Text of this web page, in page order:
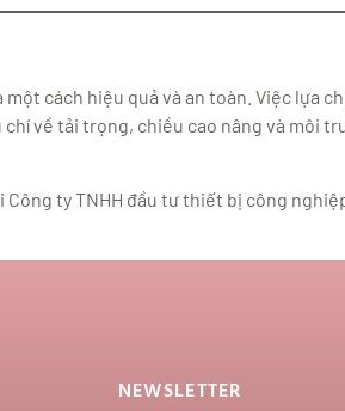
cách hiệu quả và an toàn. Việc lựa
về tải trọng, chiều cao nâng và môi
ty TNHH đầu tư thiết bị công
NEWSLETTER